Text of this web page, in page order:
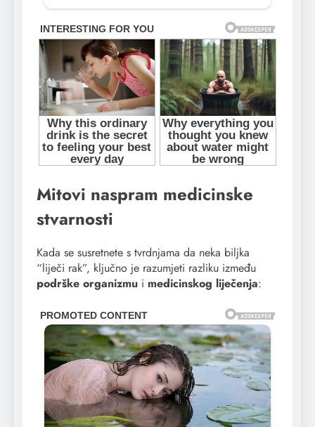
Mitovi naspram medicinske
stvarnosti
Kada se susretnete s tvrdnjama da neka biljka
“liječi rak”, ključno je razumjeti razliku između
podrške organizmu i medicinskog liječenja: